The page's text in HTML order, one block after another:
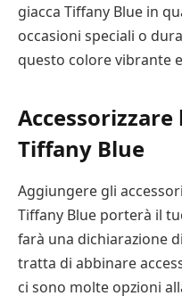
giacca Tiffany Blue in
occasioni speciali o
questo colore vibrante
Accessorizzare
Tiffany Blue
Aggiungere gli
Tiffany Blue porterà il
farà una dichiarazione
tratta di abbinare
ci sono molte opzioni